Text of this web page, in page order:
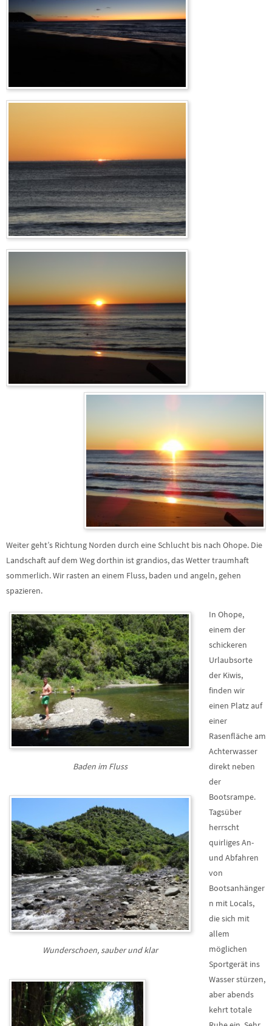
Weiter geht’s Richtung Norden durch eine Schlucht bis nach Ohope. Die
Landschaft auf dem Weg dorthin ist grandios, das Wetter traumhaft
sommerlich. Wir rasten an einem Fluss, baden und angeln, gehen
spazieren.
Baden im Fluss
Wunderschoen, sauber und klar
In Ohope,
einem der
schickeren
Urlaubsorte
der Kiwis,
finden wir
einen Platz auf
einer
Rasenfläche am
Achterwasser
direkt neben
der
Bootsrampe.
Tagsüber
herrscht
quirliges An-
und Abfahren
von
Bootsanhänger
n mit Locals,
die sich mit
allem
möglichen
Sportgerät ins
Wasser stürzen,
aber abends
kehrt totale